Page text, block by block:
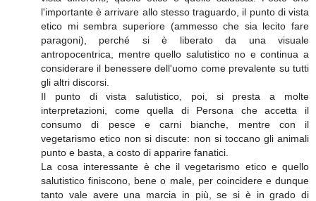
l'importante è arrivare allo stesso traguardo, il punto di vista
etico mi sembra superiore (ammesso che sia lecito fare
paragoni), perché si è liberato da una visuale
antropocentrica, mentre quello salutistico no e continua a
considerare il benessere dell'uomo come prevalente su tutti
gli altri discorsi.
Il punto di vista salutistico, poi, si presta a molte
interpretazioni, come quella di Persona che accetta il
consumo di pesce e carni bianche, mentre con il
vegetarismo etico non si discute: non si toccano gli animali
punto e basta, a costo di apparire fanatici.
La cosa interessante è che il vegetarismo etico e quello
salutistico finiscono, bene o male, per coincidere e dunque
tanto vale avere una marcia in più, se si è in grado di